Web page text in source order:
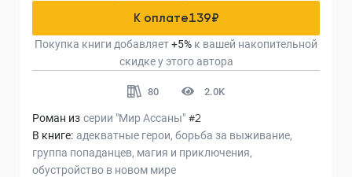
К оплате139₽
Покупка книги добавляет+5% к вашей накопительной
скидке у этого автора
80 2.0K
Роман из серии "Мир Ассаны" #2
В книге: адекватные герои борьба за выживание
группа попаданцев магия и приключения
обустройство в новом мире